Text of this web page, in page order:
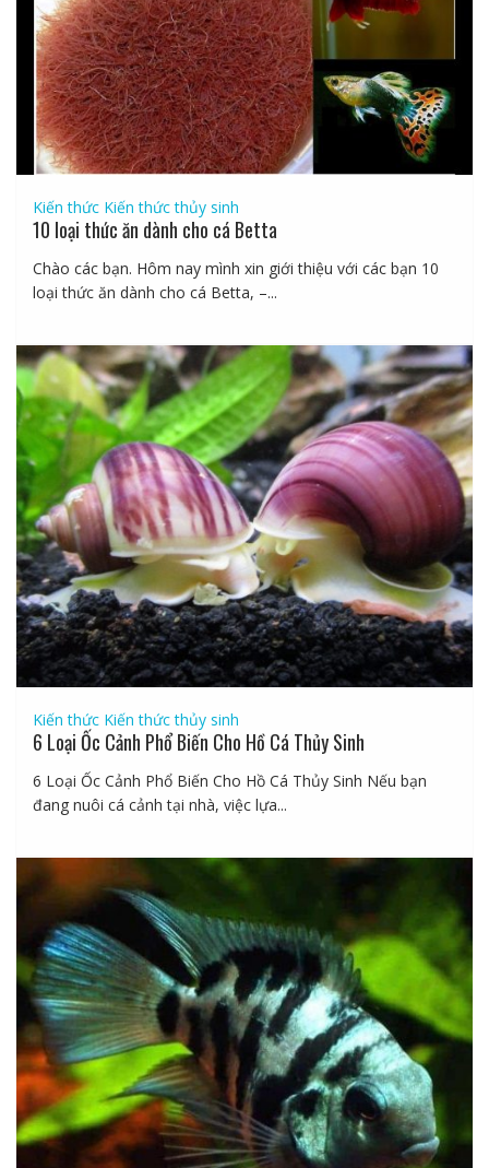
Kiến thức Kiến thức thủy sinh
10 loại thức ăn dành cho cá Betta
Chào các bạn. Hôm nay mình xin giới thiệu với các bạn 10
loại thức ăn dành cho cá Betta, –...
Kiến thức Kiến thức thủy sinh
6 Loại Ốc Cảnh Phổ Biến Cho Hồ Cá Thủy Sinh
6 Loại Ốc Cảnh Phổ Biến Cho Hồ Cá Thủy Sinh Nếu bạn
đang nuôi cá cảnh tại nhà, việc lựa...